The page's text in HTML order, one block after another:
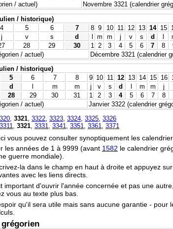
/ actuel)
Novembre 3321 (calendrier
/ historique)
4 5 6 7 8 9 10 11 12 13 14 15
j v s d l m m j v s d l
28 29 30 1 2 3 4 5 6 7 8
/ actuel)
Décembre 3321 (calendrier
/ historique)
5 6 7 8 9 10 11 12 13 14 15 16
d l m m j v s d l m m j
28 29 30 31 1 2 3 4 5 6 7 8
/ actuel)
Janvier 3322 (calendrier
3321 3322 3323 3324 3325 3326
3311 3321 3331 3341 3351 3361 3371
vous pouvez consulter synoptiquement les
les années de 1 à 9999 (avant 1582 le calendrier
guerre mondiale).
la dans le champ en haut à droite et appuyez
avec les liens directs.
important d'ouvrir l'année concernée et pas une
vous au texte plus bas.
qu'il sera utile mais sans aucune garantie - pour
grégorien